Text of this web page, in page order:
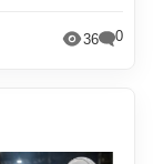
36 0